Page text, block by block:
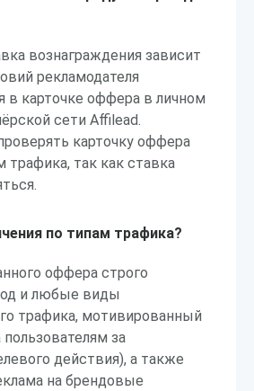
вознаграждения зависит
рекламодателя
в карточке оффера в личном
сети Affilead.
карточку оффера
трафика, так как ставка
по типам трафика?
оффера строго
и любые виды
трафика, мотивированный
за
действия), а также
на брендовые